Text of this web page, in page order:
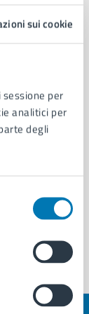
sui cookie
per
analitici per
degli
per
lavori
del